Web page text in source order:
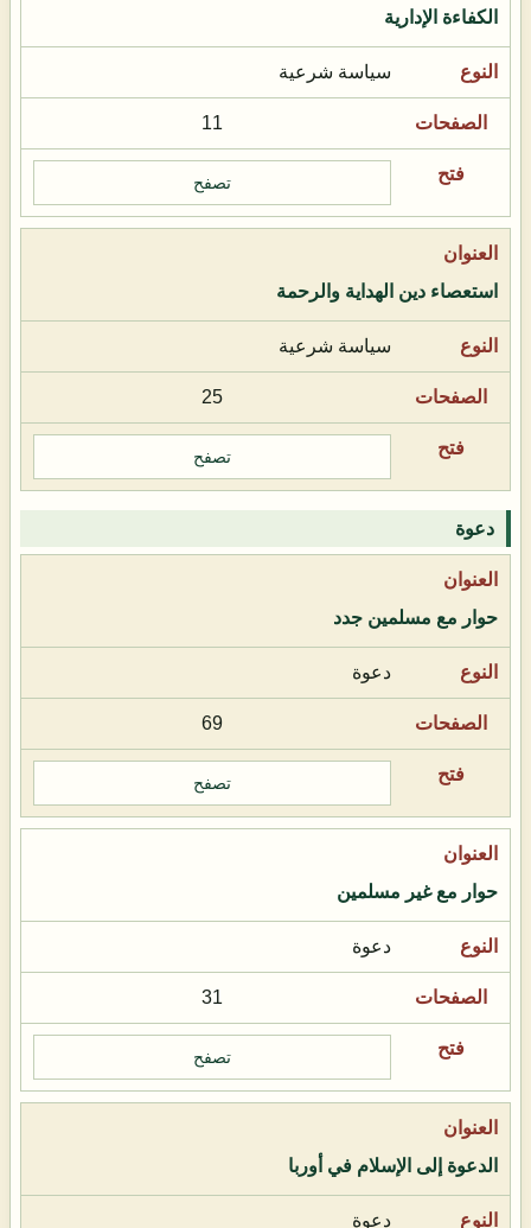
الكفاءة الإدارية
سياسة شرعية
11
تصفح
استعصاء دين الهداية والرحمة
سياسة شرعية
25
تصفح
دعوة
حوار مع مسلمين جدد
دعوة
69
تصفح
حوار مع غير مسلمين
دعوة
31
تصفح
الدعوة إلى الإسلام في أوربا
دعوة